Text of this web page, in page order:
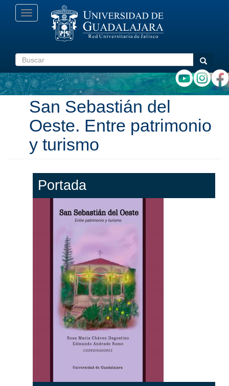
Pasar
Toggle
navigation
Buscar Buscar
San Sebastián del
Oeste. Entre patrimonio
y turismo
Portada